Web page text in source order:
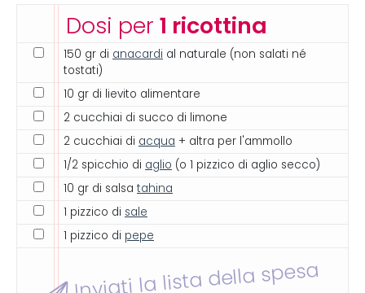
Dosi per 1 ricottina
150 gr di anacardi al naturale (non salati né
tostati)
10 gr di lievito alimentare
2 cucchiai di succo di limone
2 cucchiai di acqua + altra per l'ammollo
1/2 spicchio di aglio (o 1 pizzico di aglio secco)
10 gr di salsa tahina
1 pizzico di sale
1 pizzico di pepe
Inviati la lista della spesa